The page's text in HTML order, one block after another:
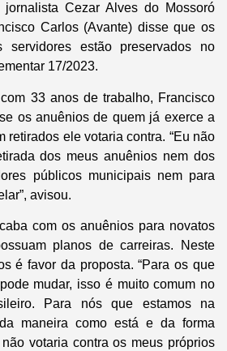
Cezar Alves do Mossoró
Carlos (Avante) disse que os
servidores estão preservados no
17/2023.
33 anos de trabalho, Francisco
os anuênios de quem já exerce a
retirados ele votaria contra. “Eu não
dos meus anuênios nem dos
públicos municipais nem para
avisou.
com os anuênios para novatos
planos de carreiras. Neste
é favor da proposta. “Para os que
mudar, isso é muito comum no
Para nós que estamos na
maneira como está e da forma
votaria contra os meus próprios